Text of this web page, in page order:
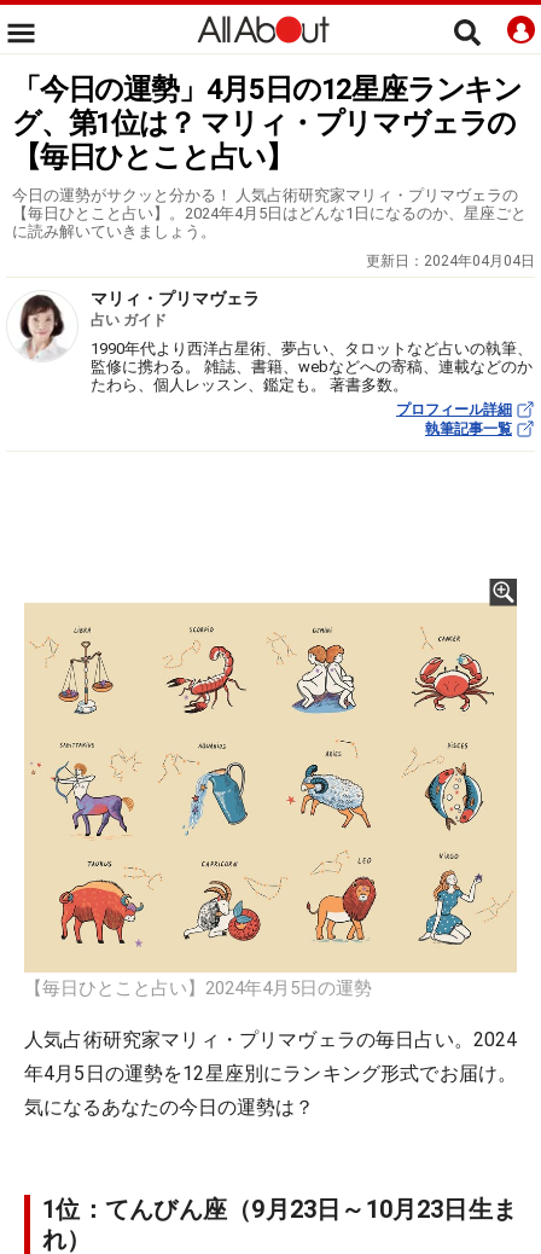
「今日の運勢」4月5日の12星座ランキン
グ、第1位は？ マリィ・プリマヴェラの
【毎日ひとこと占い】
今日の運勢がサクッと分かる！ 人気占術研究家マリィ・プリマヴェラの
【毎日ひとこと占い】。2024年4月5日はどんな1日になるのか、星座ごと
に読み解いていきましょう。
更新日： 2024年04月04日
マリィ・プリマヴェラ
占い ガイド
1990年代より西洋占星術、夢占い、タロットなど占いの執筆、
監修に携わる。 雑誌、書籍、webなどへの寄稿、連載などのか
たわら、個人レッスン、鑑定も。 著書多数。
プロフィール詳細
執筆記事一覧
【毎日ひとこと占い】2024年4月5日の運勢
人気占術研究家マリィ・プリマヴェラの毎日占い。2024
年4月5日の運勢を12星座別にランキング形式でお届け。
気になるあなたの今日の運勢は？
1位：てんびん座（9月23日～10月23日生ま
れ）